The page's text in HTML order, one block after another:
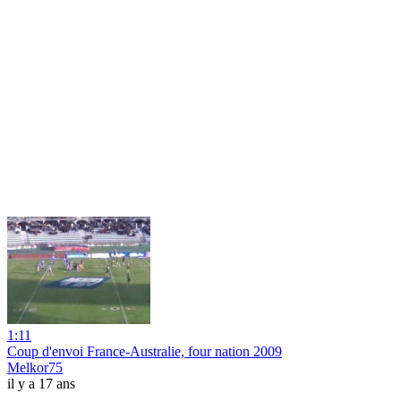
1:11
Coup d'envoi France-Australie, four nation 2009
Melkor75
il y a 17 ans